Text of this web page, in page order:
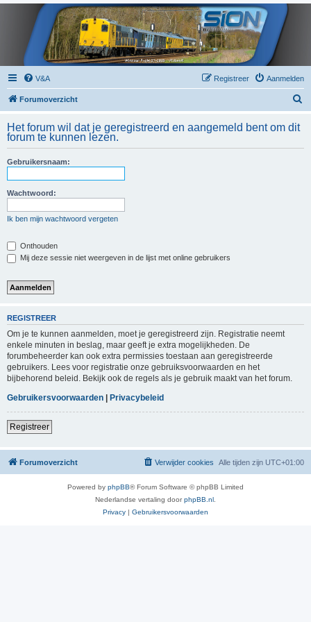
V&A Aanmelden
Registreer
Forumoverzicht
k
Het forum wil dat je geregistreerd en aangemeld bent om dit
forum te kunnen lezen.
Gebruikersnaam:
Wachtwoord:
Ik ben mijn wachtwoord vergeten
Onthouden
Mij deze sessie niet weergeven in de lijst met online gebruikers
REGISTREER
Om je te kunnen aanmelden, moet je geregistreerd zijn. Registratie neemt
enkele minuten in beslag, maar geeft je extra mogelijkheden. De
forumbeheerder kan ook extra permissies toestaan aan geregistreerde
gebruikers. Lees voor registratie onze gebruiksvoorwaarden en het
bijbehorend beleid. Bekijk ook de regels als je gebruik maakt van het forum.
Gebruikersvoorwaarden
Privacybeleid
Registreer
Forumoverzicht Alle tijden zijn UTC+01:00
Verwijder cookies
Powered by phpBB® Forum Software © phpBB Limited
Nederlandse vertaling doorphpBB.nl.
Privacy | Gebruikersvoorwaarden